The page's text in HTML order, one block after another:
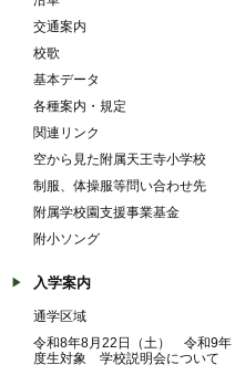
交通案内
校歌
基本データ
各種案内・規定
関連リンク
空から見た附属天王寺小学校
制服、体操服等問い合わせ先
附属学校園支援事業基金
附小ソング
入学案内
通学区域
令和8年8月22日（土） 令和9年
度生対象 学校説明会について